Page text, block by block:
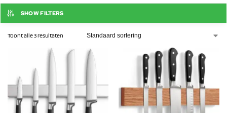
SHOW FILTERS
Toont alle 3 resultaten